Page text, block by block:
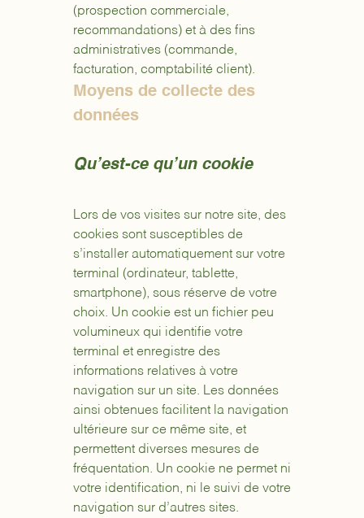
(prospection commerciale,
recommandations) et à des fins
administratives (commande,
facturation, comptabilité client).
Moyens de collecte des
données
Qu’est-ce qu’un cookie
Lors de vos visites sur notre site, des
cookies sont susceptibles de
s’installer automatiquement sur votre
terminal (ordinateur, tablette,
smartphone), sous réserve de votre
choix. Un cookie est un fichier peu
volumineux qui identifie votre
terminal et enregistre des
informations relatives à votre
navigation sur un site. Les données
ainsi obtenues facilitent la navigation
ultérieure sur ce même site, et
permettent diverses mesures de
fréquentation. Un cookie ne permet ni
votre identification, ni le suivi de votre
navigation sur d’autres sites.